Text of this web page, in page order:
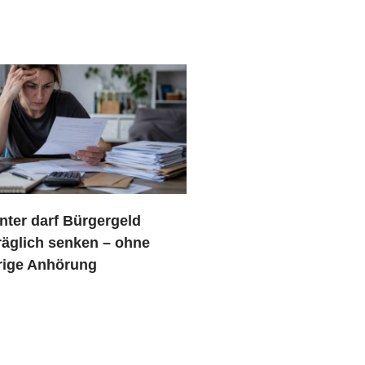
darf Bürgergeld
senken – ohne
Anhörung